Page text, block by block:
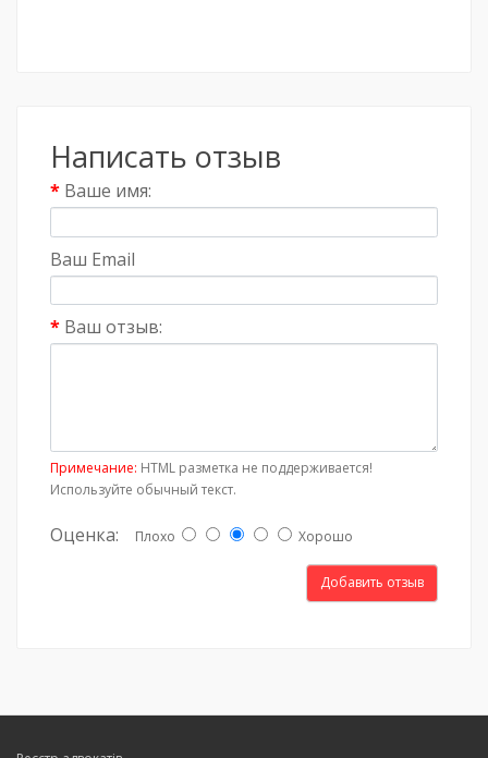
Написать отзыв
Ваше имя:
Ваш Email
Ваш отзыв:
Примечание: HTML разметка не поддерживается!
Используйте обычный текст.
Оценка: Плохо Хорошо
Добавить отзыв